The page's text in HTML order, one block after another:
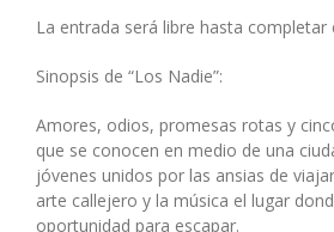
La entrada será libre hasta completar
Sinopsis de “Los Nadie”:
Amores, odios, promesas rotas y
que se conocen en medio de una
jóvenes unidos por las ansias de
arte callejero y la música el lugar
oportunidad para escapar.